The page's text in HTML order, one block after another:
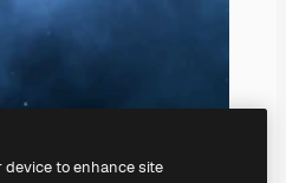
device to enhance site